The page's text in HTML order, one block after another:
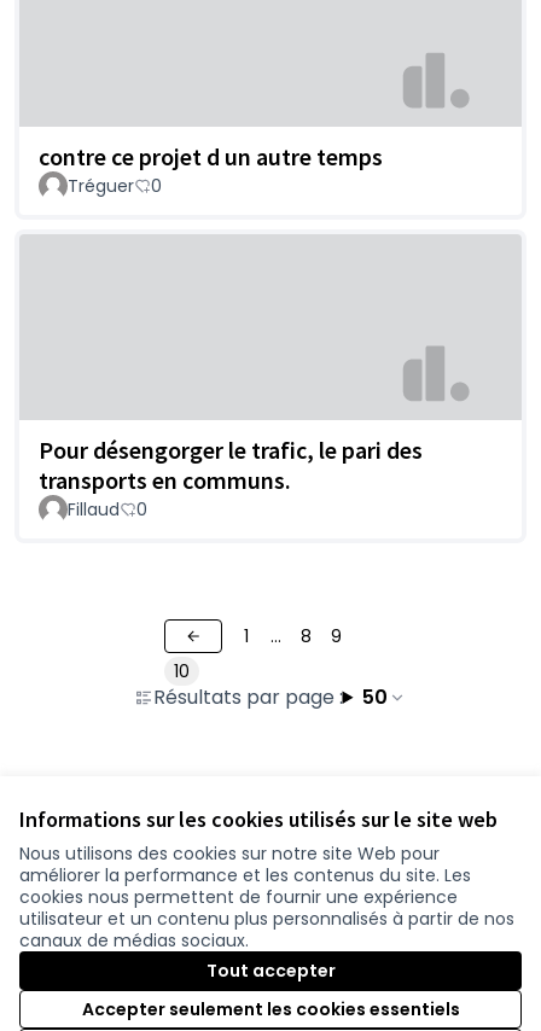
Informations sur les cookies utilisés sur le site web
Nous utilisons des cookies sur notre site Web pour
améliorer la performance et les contenus du site. Les
cookies nous permettent de fournir une expérience
utilisateur et un contenu plus personnalisés à partir de nos
canaux de médias sociaux.
Tout accepter
Accepter seulement les cookies essentiels
contre ce projet d un autre temps
Tréguer 0
Pour désengorger le trafic, le pari des
transports en communs.
Fillaud 0
Résultats par page : 50
1 … 8
9
10
Conditions d'utilisation
Paramètres des cookies
participer.loire-atlantique.fr sur Facebook
(Nouvelle fenêtre)
participer.loire-atlantique.fr sur Instagram
(Nouvelle fenêtre)
participer.loire-atlantique.fr sur YouTube
(Nouvelle fenêtre)